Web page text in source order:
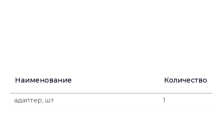
Наименование Количество
адаптер, шт 1